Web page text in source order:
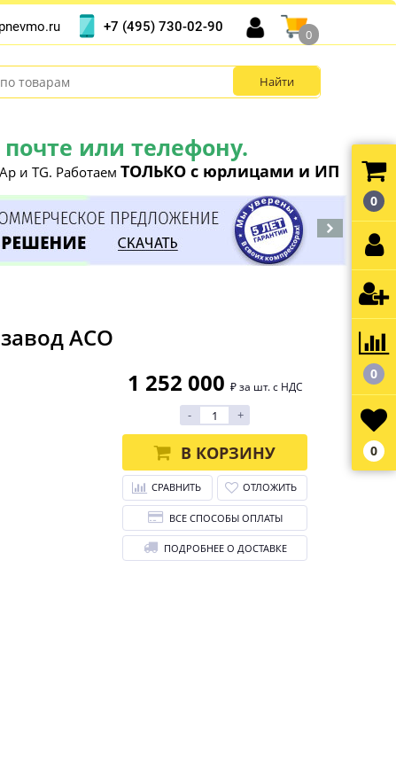
или телефону.
и TG. Работаем ТОЛЬКО с юрлицами и ИП
+7 (495) 730-02-90
0
АСО
1 252 000 ₽ за шт. с НДС
- +
В КОРЗИНУ
СРАВНИТЬ ОТЛОЖИТЬ
ВСЕ СПОСОБЫ ОПЛАТЫ
ПОДРОБНЕЕ О ДОСТАВКЕ
0
0
0